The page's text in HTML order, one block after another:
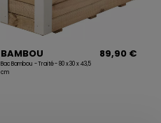
BAMBOU
Bac Bambou - Traité - 80 x 30 x 43,5
cm
89,90 €